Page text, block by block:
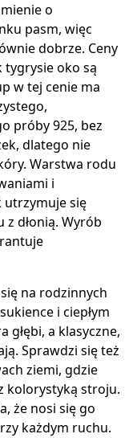
o
pasm, więc
dobrze. Ceny
tygrysie oko są
w tej cenie ma
próby 925, bez
dlatego nie
Warstwa rodu
i
utrzymuje się
dłonią. Wyrób
na rodzinnych
i ciepłym
głębi, a klasyczne,
Sprawdzi się też
ziemi, gdzie
kolorystyką stroju.
że nosi się go
każdym ruchu.